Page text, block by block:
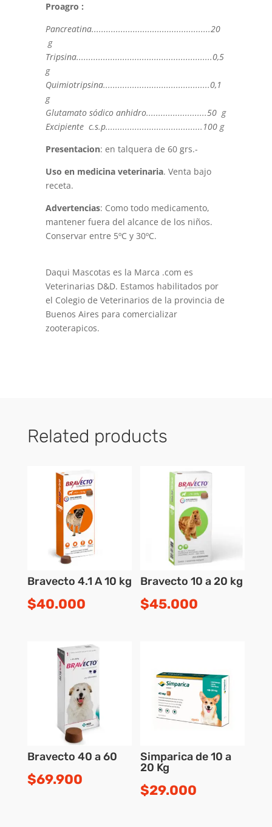
Proagro :
Pancreatina.................................................20
g
Tripsina........................................................0,5
g
Quimiotripsina............................................0,1
g
Glutamato sódico anhidro.........................50 g
Excipiente c.s.p........................................100 g
Presentacion: en talquera de 60 grs.-
Uso en medicina veterinaria. Venta bajo
receta.
Advertencias: Como todo medicamento,
mantener fuera del alcance de los niños.
Conservar entre 5ºC y 30ºC.
Daqui Mascotas es la Marca .com es
Veterinarias D&D. Estamos habilitados por
el Colegio de Veterinarios de la provincia de
Buenos Aires para comercializar
zooterapicos.
Related products
Bravecto 4.1 A 10 kg
$40.000
Bravecto 10 a 20 kg
$45.000
Bravecto 40 a 60
$69.900
Simparica de 10 a
20 Kg
$29.000